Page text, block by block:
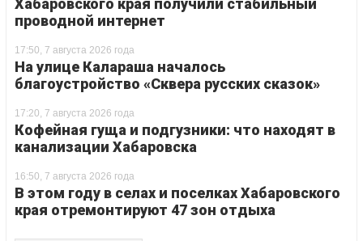
Хабаровского края получили стабильный
проводной интернет
17:50, 7 августа 2026 года
На улице Калараша началось
благоустройство «Сквера русских сказок»
17:20, 7 августа 2026 года
Кофейная гуща и подгузники: что находят в
канализации Хабаровска
16:50, 7 августа 2026 года
В этом году в селах и поселках Хабаровского
края отремонтируют 47 зон отдыха